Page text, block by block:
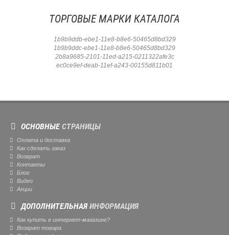
ТОРГОВЫЕ МАРКИ КАТАЛОГА
1b9b9ddb-ebe1-11e8-b8e6-50465d8bd329
1b9b9ddc-ebe1-11e8-b8e6-50465d8bd329
2b8a9685-2101-11ed-a215-0211322afe3c
ec0ce9ef-deab-11ef-a243-00155d811b01
ОСНОВНЫЕСТРАНИЦЫ
Оплата и доставка
Как сделать заказ
Возврат
Контакты
Блог
Видео
Акции
ДОПОЛНИТЕЛЬНАЯИНФОРМАЦИЯ
Как купить в интернет-магазине?
Возврат товара